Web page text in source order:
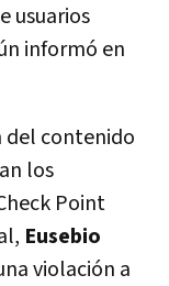
usuarios
informó en
del contenido
los
Point
Eusebio
violación a